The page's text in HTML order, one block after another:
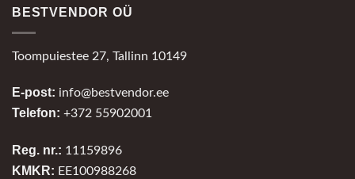
BESTVENDOR OÜ
Toompuiestee 27, Tallinn 10149
E-post: info@bestvendor.ee
Telefon: +372 55902001
Reg. nr.: 11159896
KMKR: EE100988268